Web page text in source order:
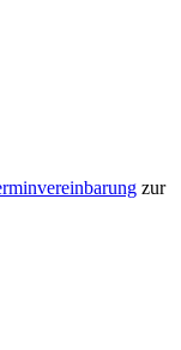
Dr.med.Corinna
zur